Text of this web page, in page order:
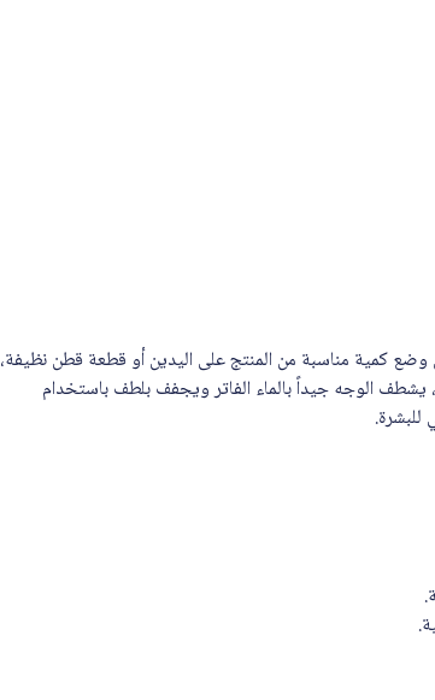
توليريان ديرمو منظف الوجه 400 مل عن طريق وضع كمية مناسبة من المنتج على اليدين أو قطعة قطن نظيفة،
الوجه جيداً بالماء الفاتر ويجفف بلطف باستخدام